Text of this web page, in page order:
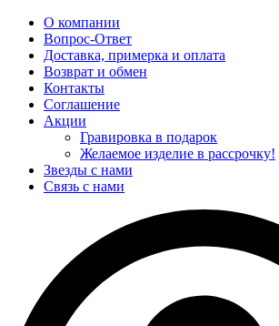
О компании
Вопрос-Ответ
Доставка, примерка и оплата
Возврат и обмен
Контакты
Соглашение
Акции
Гравировка в подарок
Желаемое изделие в рассрочку!
Звезды с нами
Связь с нами